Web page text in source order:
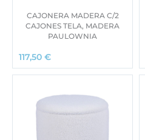
CAJONERA MADERA C/2
CAJONES TELA, MADERA
PAULOWNIA
117,50 €